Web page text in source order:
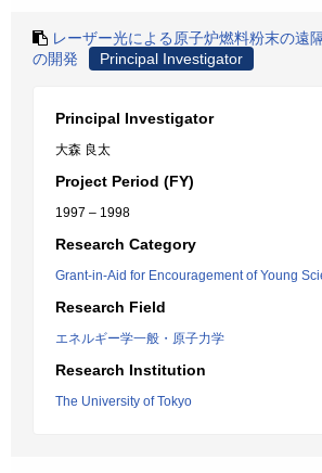
レーザー光による原子炉燃料粉末の遠
の開発
Principal Investigator
Principal Investigator
大森 良太
Project Period (FY)
1997 – 1998
Research Category
Grant-in-Aid for Encouragement of Young
Research Field
エネルギー学一般・原子力学
Research Institution
The University of Tokyo